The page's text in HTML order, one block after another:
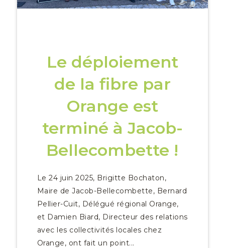
Le déploiement
de la fibre par
Orange est
terminé à Jacob-
Bellecombette !
Le 24 juin 2025, Brigitte Bochaton,
Maire de Jacob-Bellecombette, Bernard
Pellier-Cuit, Délégué régional Orange,
et Damien Biard, Directeur des relations
avec les collectivités locales chez
Orange, ont fait un point...